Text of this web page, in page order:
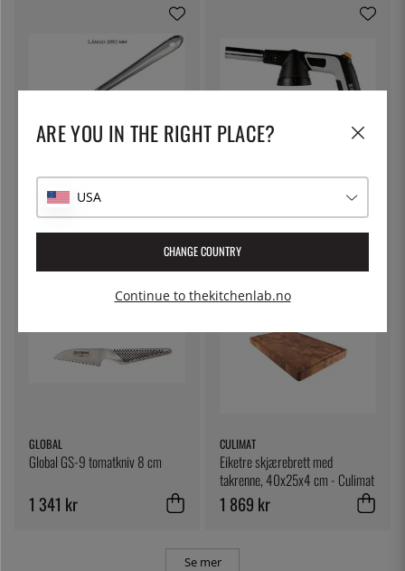
ÖSTLIN
Gastroskje/serveringsskje
76 kr
SIEVERT
Handyjetbrenner med piezo, bare
875 kr
GLOBAL
Global GS-9 tomatkniv 8 cm
1 341 kr
CULIMAT
Eiketre skjærebrett med
takrenne, 40x25x4 cm - Culimat
1 869 kr
Se mer
ARE YOU IN THE RIGHT PLACE?
USA
CHANGE COUNTRY
Continue to thekitchenlab.no